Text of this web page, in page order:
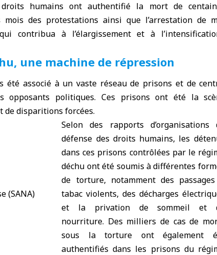
humains ont authentifié la mort de
des protestations ainsi que l’arrestation de
contribua à l’élargissement et à
une machine de répression
été associé à un vaste réseau de prisons et de
opposants politiques. Ces prisons ont été la
disparitions forcées.
Selon des rapports d’organisations
défense des droits humains, les
dans ces prisons contrôlées par le
déchu ont été soumis à différentes
de torture, notamment des
tabac violents, des décharges
et la privation de sommeil et
nourriture. Des milliers de cas de
sous la torture ont également
authentifiés dans les prisons du